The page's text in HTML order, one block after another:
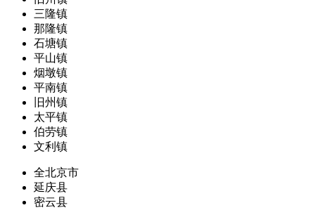
三隆镇
那隆镇
石塘镇
平山镇
烟墩镇
平南镇
旧州镇
太平镇
伯劳镇
文利镇
全北京市
延庆县
密云县